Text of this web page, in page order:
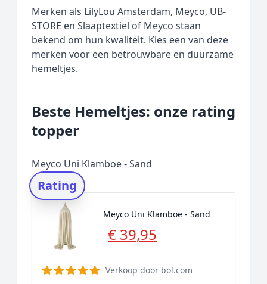
Merken als LilyLou Amsterdam, Meyco, UB-
STORE en Slaaptextiel of Meyco staan
bekend om hun kwaliteit. Kies een van deze
merken voor een betrouwbare en duurzame
hemeltjes.
Beste Hemeltjes: onze rating
topper
Meyco Uni Klamboe - Sand
Rating
Meyco Uni Klamboe - Sand
€ 39,95
Verkoop door bol.com